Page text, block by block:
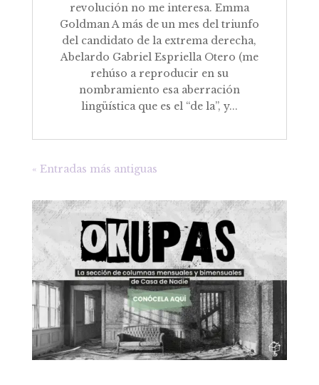
revolución no me interesa. Emma
Goldman A más de un mes del triunfo
del candidato de la extrema derecha,
Abelardo Gabriel Espriella Otero (me
rehúso a reproducir en su
nombramiento esa aberración
lingüística que es el “de la”, y...
« Entradas más antiguas